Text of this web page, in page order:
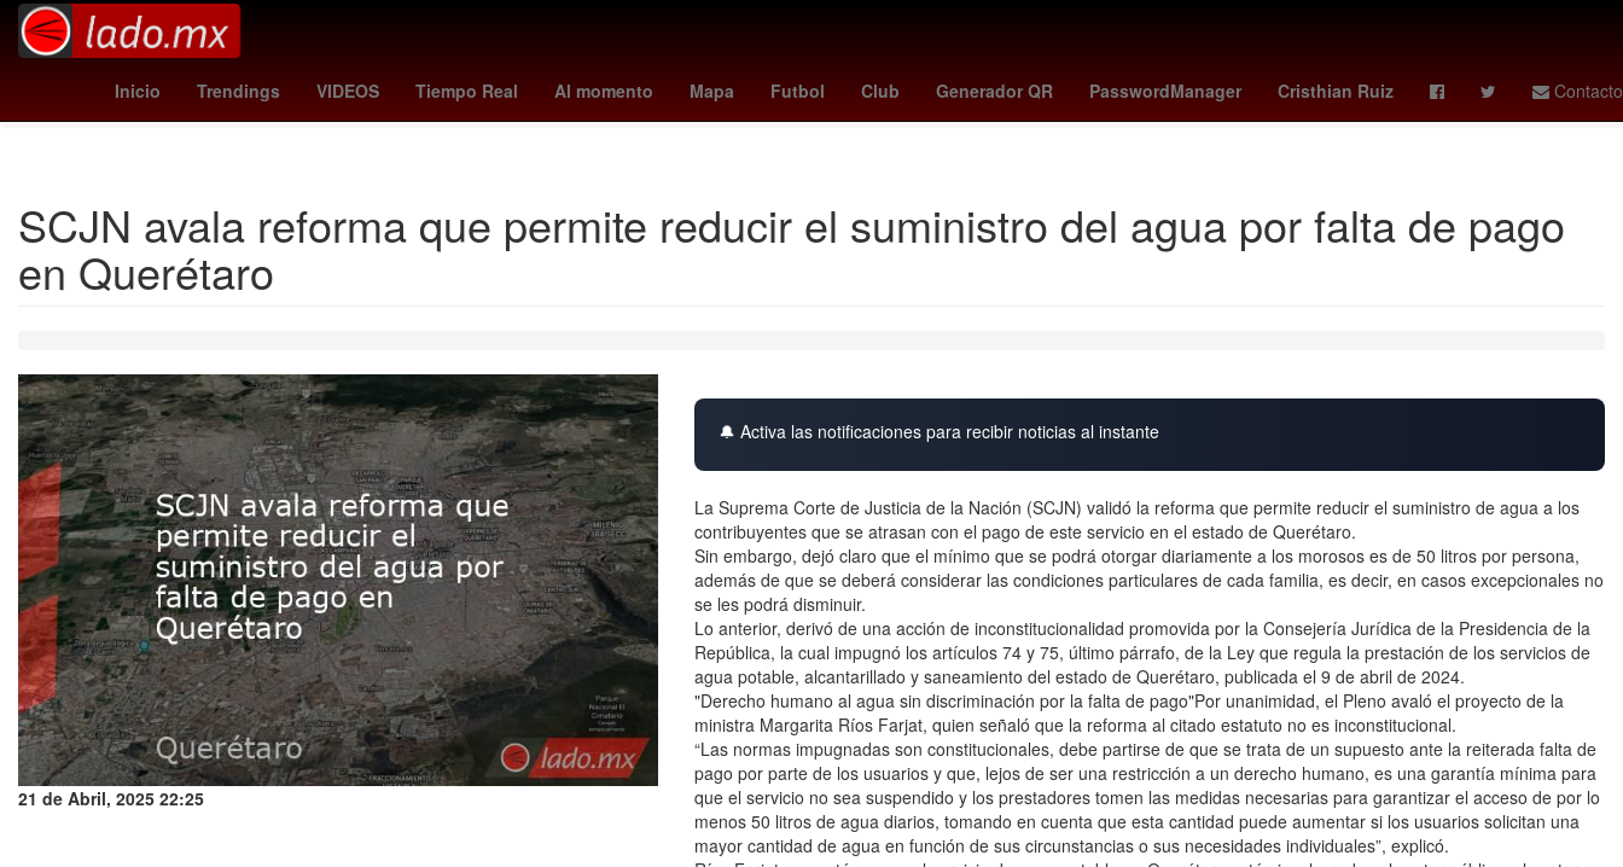
Inicio Trendings VIDEOS Tiempo Real Al momento Mapa Futbol Club Generador QR PasswordManager Cristhian Ruiz Contacto
Argentina Denuncia 26 de marzo mallorca vs Temporada cruzeiro - chapecoense presidente de la suprema corte de justicia de la nación boca juniors - estudiantes
presupuesto
SCJN avala reforma que permite reducir el suministro del agua por falta de pago
en Querétaro
21 de Abril, 2025 22:25
🔔 Activa las notificaciones para recibir noticias al instante
La Suprema Corte de Justicia de la Nación (SCJN) validó la reforma que permite reducir el suministro de agua a los
contribuyentes que se atrasan con el pago de este servicio en el estado de Querétaro.
Sin embargo, dejó claro que el mínimo que se podrá otorgar diariamente a los morosos es de 50 litros por persona,
además de que se deberá considerar las condiciones particulares de cada familia, es decir, en casos excepcionales no
se les podrá disminuir.
Lo anterior, derivó de una acción de inconstitucionalidad promovida por la Consejería Jurídica de la Presidencia de la
República, la cual impugnó los artículos 74 y 75, último párrafo, de la Ley que regula la prestación de los servicios de
agua potable, alcantarillado y saneamiento del estado de Querétaro, publicada el 9 de abril de 2024.
"Derecho humano al agua sin discriminación por la falta de pago"Por unanimidad, el Pleno avaló el proyecto de la
ministra Margarita Ríos Farjat, quien señaló que la reforma al citado estatuto no es inconstitucional.
“Las normas impugnadas son constitucionales, debe partirse de que se trata de un supuesto ante la reiterada falta de
pago por parte de los usuarios y que, lejos de ser una restricción a un derecho humano, es una garantía mínima para
que el servicio no sea suspendido y los prestadores tomen las medidas necesarias para garantizar el acceso de por lo
menos 50 litros de agua diarios, tomando en cuenta que esta cantidad puede aumentar si los usuarios solicitan una
mayor cantidad de agua en función de sus circunstancias o sus necesidades individuales”, explicó.